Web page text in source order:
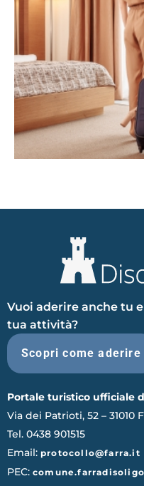
Vuoi aderire anche tu
tua attività?
Scopri come aderire
Portale turistico ufficiale
Via dei Patrioti, 52 – 31010
Tel. 0438 901515
Email: protocollo@farra.it
PEC: